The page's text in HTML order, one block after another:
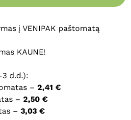
į VENIPAK paštomatą
KAUNE!
d.d.):
– 2,41 €
– 2,50 €
– 3,03 €